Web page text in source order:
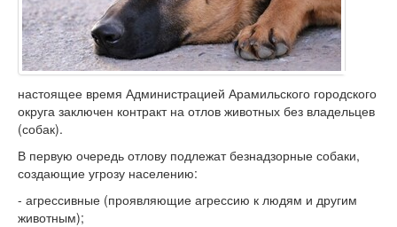
настоящее время Администрацией Арамильского городского
округа заключен контракт на отлов животных без владельцев
(собак).
В первую очередь отлову подлежат безнадзорные собаки,
создающие угрозу населению:
- агрессивные (проявляющие агрессию к людям и другим
животным);